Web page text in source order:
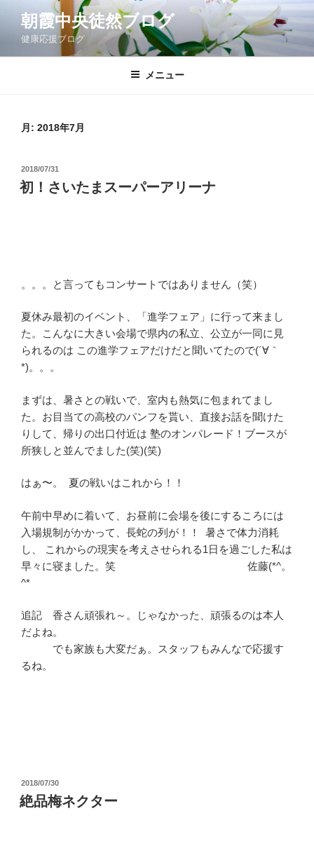
ン
朝霞中央徒然ブログ
健康応援ブログ
メニュー
月: 2018年7月
投
稿
日:
2018/07/31
初！さいたまスーパーアリーナ
。。。と言ってもコンサートではありません（笑）
夏休み最初のイベント、「進学フェア」に行って来まし
た。こんなに大きい会場で県内の私立、公立が一同に見
られるのは この進学フェアだけだと聞いてたので(´∀｀
*)。。。
まずは、暑さとの戦いで、室内も熱気に包まれてまし
た。お目当ての高校のパンフを貰い、直接お話を聞けた
りして、帰りの出口付近は 塾のオンパレード！ブースが
所狭しと並んでました(笑)(笑)
はぁ〜。 夏の戦いはこれから！！
午前中早めに着いて、お昼前に会場を後にするころには
入場規制がかかって、長蛇の列が！！ 暑さで体力消耗
し、 これからの現実を考えさせられる1日を過ごした私は
早々に寝ました。笑 佐藤(*^。
^*
追記 香さん頑張れ～。じゃなかった、頑張るのは本人
だよね。
でも家族も大変だぁ。スタッフもみんなで応援す
るね。
投
稿
日:
2018/07/30
絶品梅ネクター